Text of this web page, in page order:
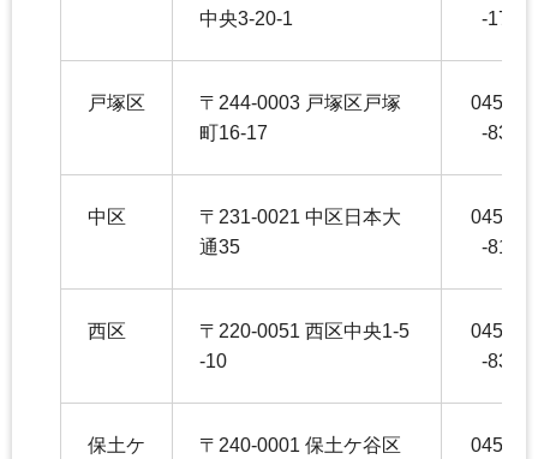
中央3-20-1
-1720
戸塚区
〒244-0003 戸塚区戸塚
町16-17
045-
-8358
中区
〒231-0021 中区日本大
通35
045-
-8196
西区
〒220-0051 西区中央1-5
-10
045-
-8347
保土ケ 〒240-0001 保土ケ谷区 045-